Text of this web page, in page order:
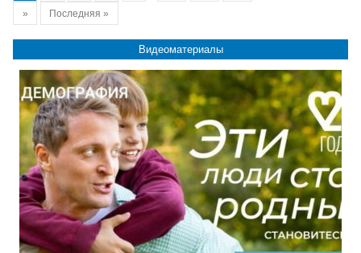
» Последняя »
Видеоматериалы